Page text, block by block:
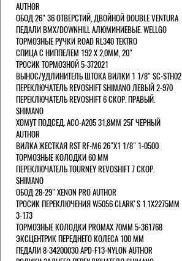
AUTHOR
ОБОД 26" 36 ОТВЕРСТИЙ, ДВОЙНОЙ DOUBLE VENTURA
ПЕДАЛИ BMX/DOWNHILL АЛЮМИНИЕВЫЕ. WELLGO
ТОРМОЗНЫЕ РУЧКИ ROAD RL340 TEKTRO
СПИЦА С НИППЕЛЕМ 192 Х 2,0ММ, 20"
ТРОСИК ТОРМОЗНОЙ 5-372021
ВЫНОС/УДЛИНИТЕЛЬ ШТОКА ВИЛКИ 1 1/8" SC-STH02
ПЕРЕКЛЮЧАТЕЛЬ REVOSHIFT SHIMANO ЛЕВЫЙ 2-970
ПЕРЕКЛЮЧАТЕЛЬ REVOSHIFT 6 СКОР. ПРАВЫЙ.
SHIMANO
ХОМУТ ПОДСЕД. ACO-A205 31,8ММ 25Г ЧЕРНЫЙ
AUTHOR
ВИЛКА ЖЕСТКАЯ RST RF-M6 26"Х1 1/8" 1-0500
ТОРМОЗНЫЕ КОЛОДКИ 60 ММ
ПЕРЕКЛЮЧАТЕЛЬ TOURNEY REVOSHIFT 7 СКОР.
SHIMANO
ОБОД 28-29" XENON PRO AUTHOR
ТРОСИК ПЕРЕКЛЮЧЕНИЯ W5056 CLARK'S 1.1Х2275ММ
3-173
ТОРМОЗНЫЕ КОЛОДКИ PROMAX 70ММ 5-361768
ЭКСЦЕНТРИК ПЕРЕДНЕГО КОЛЕСА 100 ММ
ПЕДАЛИ 8-34200030 APD-F13-NYLON AUTHOR